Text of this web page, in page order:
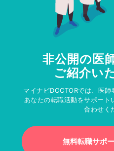
非公開の医
ご紹介い
マイナビDOCTORでは、医
あなたの転職活動をサポート
合わせく
無料転職サポ